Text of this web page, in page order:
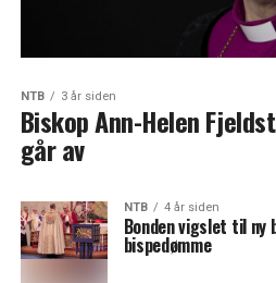
NTB 3 år siden
Biskop Ann-Helen
går av
NTB 4 år siden
Bonden vigslet til ny
bispedømme